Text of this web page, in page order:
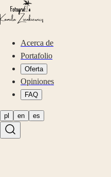
Acerca de
Portafolio
Oferta
Opiniones
FAQ
pl en es